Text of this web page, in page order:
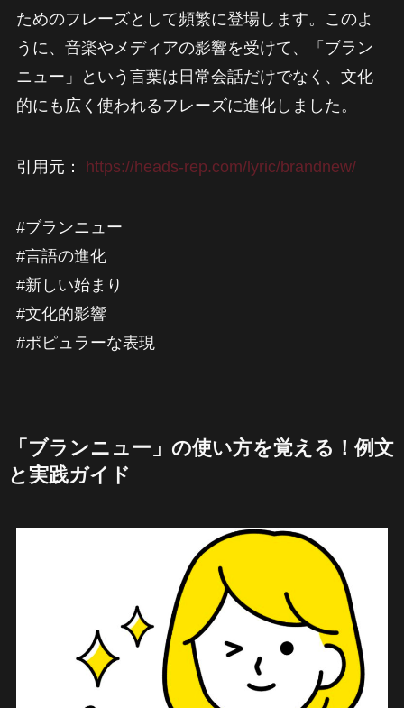
ためのフレーズとして頻繁に登場します。このよ
うに、音楽やメディアの影響を受けて、「ブラン
ニュー」という言葉は日常会話だけでなく、文化
的にも広く使われるフレーズに進化しました。
引用元： https://heads-rep.com/lyric/brandnew/
#ブランニュー
#言語の進化
#新しい始まり
#文化的影響
#ポピュラーな表現
「ブランニュー」の使い方を覚える！例文
と実践ガイド